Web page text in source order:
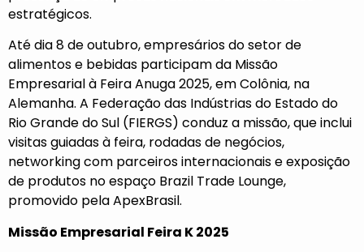
estratégicos.
Até dia 8 de outubro, empresários do setor de
alimentos e bebidas participam da Missão
Empresarial à Feira Anuga 2025, em Colônia, na
Alemanha. A Federação das Indústrias do Estado do
Rio Grande do Sul (FIERGS) conduz a missão, que inclui
visitas guiadas à feira, rodadas de negócios,
networking com parceiros internacionais e exposição
de produtos no espaço Brazil Trade Lounge,
promovido pela ApexBrasil.
Missão Empresarial Feira K 2025